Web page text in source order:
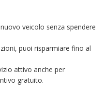
veicolo senza spendere
puoi risparmiare fino al
attivo anche per
gratuito.